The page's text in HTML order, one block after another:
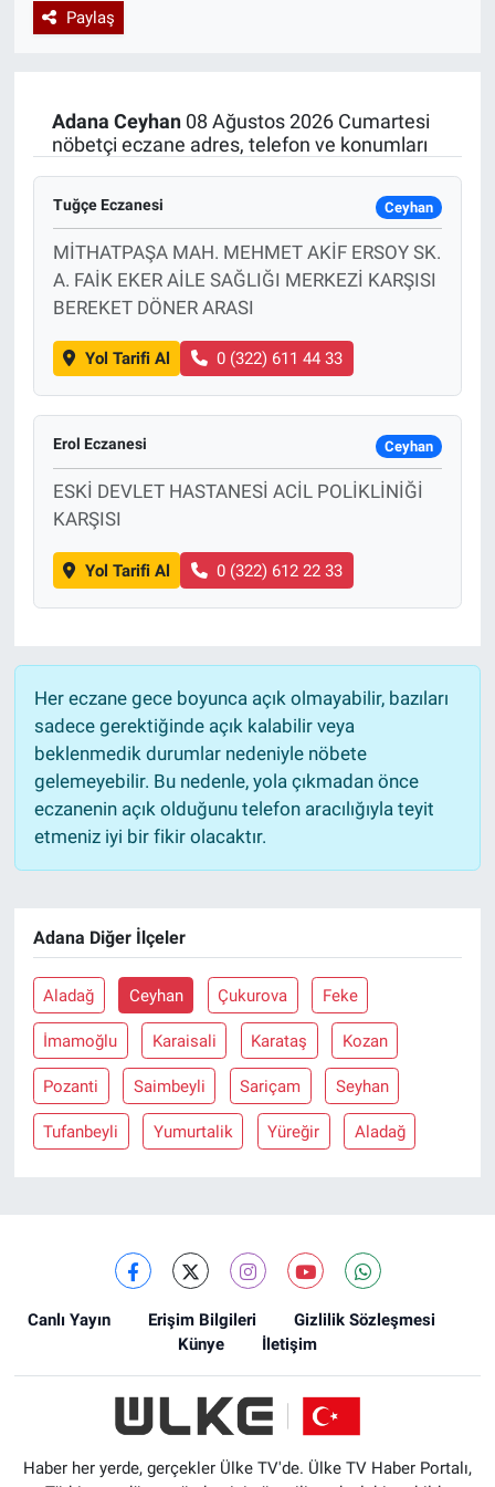
Paylaş
Adana Ceyhan08 Ağustos 2026 Cumartesi
nöbetçi eczane adres, telefon ve konumları
Tuğçe Eczanesi Ceyhan
MİTHATPAŞA MAH. MEHMET AKİF ERSOY SK.
A. FAİK EKER AİLE SAĞLIĞI MERKEZİ KARŞISI
BEREKET DÖNER ARASI
Yol Tarifi Al 0 (322) 611 44 33
Erol Eczanesi Ceyhan
ESKİ DEVLET HASTANESİ ACİL POLİKLİNİĞİ
KARŞISI
Yol Tarifi Al 0 (322) 612 22 33
Her eczane gece boyunca açık olmayabilir, bazıları
sadece gerektiğinde açık kalabilir veya
beklenmedik durumlar nedeniyle nöbete
gelemeyebilir. Bu nedenle, yola çıkmadan önce
eczanenin açık olduğunu telefon aracılığıyla teyit
etmeniz iyi bir fikir olacaktır.
Adana Diğer İlçeler
Aladağ Ceyhan Çukurova Feke
İmamoğlu Karaisali Karataş Kozan
Pozanti Saimbeyli Sariçam Seyhan
Tufanbeyli Yumurtalik Yüreğir Aladağ
Canlı Yayın Erişim Bilgileri
Gizlilik Sözleşmesi
Künye
İletişim
Haber her yerde, gerçekler Ülke TV'de. Ülke TV Haber Portalı,
Özel Haberler
Dünya
Özel Haberler
Kadın
Erişim Bilgileri
Teknoloji
Ramazan
Haber Arşivi